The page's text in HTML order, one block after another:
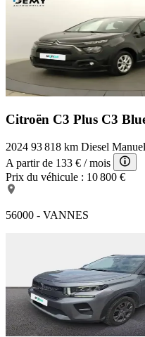
Citroën C3 Plus C3
2024 93 818 km Diesel
A partir de 133 € / mois
Prix du véhicule : 10 800 €
56000 - VANNES